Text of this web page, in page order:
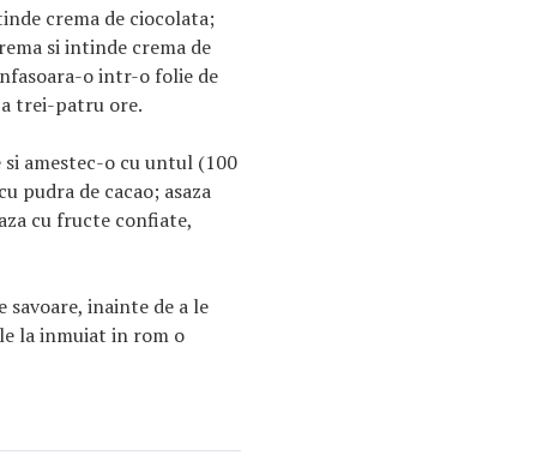
crema de ciocolata;
si intinde crema de
o intr-o folie de
trei-patru ore.
amestec-o cu untul (100
pudra de cacao; asaza
cu fructe confiate,
savoare, inainte de a le
la inmuiat in rom o